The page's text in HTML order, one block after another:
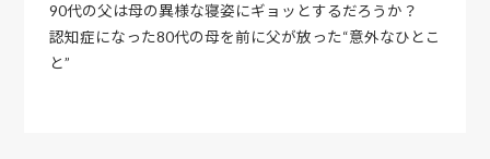
90代の父は母の異様な寝姿にギョッとするだろうか？
認知症になった80代の母を前に父が放った“意外なひとこ
と”